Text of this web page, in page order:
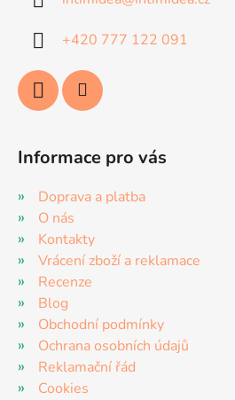
+420 777 122 091
Informace pro vás
Doprava a platba
O nás
Kontakty
Vrácení zboží a reklamace
Recenze
Blog
Obchodní podmínky
Ochrana osobních údajů
Reklamační řád
Cookies